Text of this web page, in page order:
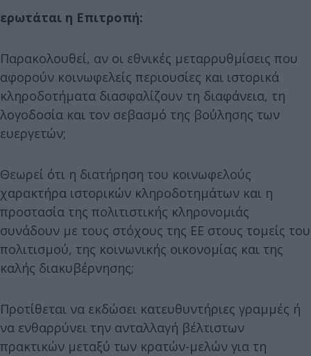
ερωτάται η Επιτροπή:
Παρακολουθεί, αν οι εθνικές μεταρρυθμίσεις που
αφορούν κοινωφελείς περιουσίες και ιστορικά
κληροδοτήματα διασφαλίζουν τη διαφάνεια, τη
λογοδοσία και τον σεβασμό της βούλησης των
ευεργετών;
Θεωρεί ότι η διατήρηση του κοινωφελούς
χαρακτήρα ιστορικών κληροδοτημάτων και η
προστασία της πολιτιστικής κληρονομιάς
συνάδουν με τους στόχους της ΕΕ στους τομείς του
πολιτισμού, της κοινωνικής οικονομίας και της
καλής διακυβέρνησης;
Προτίθεται να εκδώσει κατευθυντήριες γραμμές ή
να ενθαρρύνει την ανταλλαγή βέλτιστων
πρακτικών μεταξύ των κρατών-μελών για τη